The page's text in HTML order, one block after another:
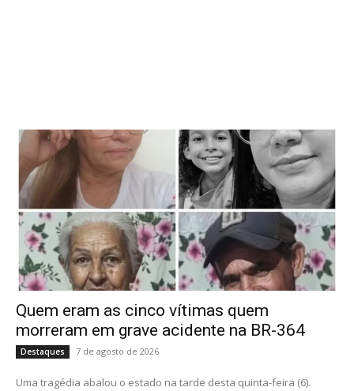
Quem eram as cinco vítimas quem
morreram em grave acidente na BR-364
Destaques 7 de agosto de 2026
Uma tragédia abalou o estado na tarde desta quinta-feira (6).